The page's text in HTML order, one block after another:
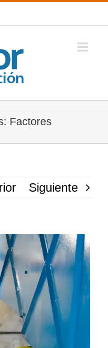
Factores
Siguiente